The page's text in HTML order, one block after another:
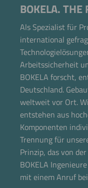
BOKELA. THE
Als Spezialist für
international
Arbeitssicherheit
BOKELA forscht,
Deutschland.
weltweit vor Ort.
entstehen aus
Komponenten
Trennung für
Prinzip, das von
BOKELA
mit einem Anruf
Jetzt